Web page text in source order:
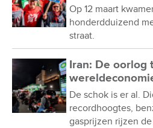
Op 12 maart
honderdduizend
straat.
Iran: De oorlog
De schok is er al.
recordhoogtes,
gasprijzen rijzen